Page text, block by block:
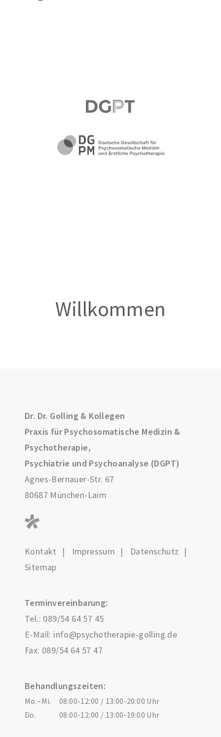
Willkommen
Dr. Dr. Golling & Kollegen
Praxis für Psychosomatische Medizin &
Psychotherapie,
Psychiatrie und Psychoanalyse (DGPT)
Agnes-Bernauer-Str. 67
80687 München-Laim
Kontakt Impressum
Datenschutz
Sitemap
Terminvereinbarung:
Tel.: 089/54 64 57 45
E-Mail: info@psychotherapie-golling.de
Fax: 089/54 64 57 47
Behandlungszeiten:
Mo.–Mi.
08:00-12:00 / 13:00-20:00 Uhr
Do.
08:00-12:00 / 13:00-19:00 Uhr